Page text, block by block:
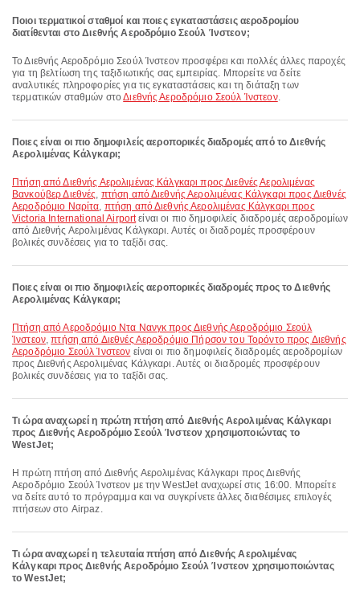
Ποιοι τερματικοί σταθμοί και ποιες εγκαταστάσεις αεροδρομίου
διατίθενται στο Διεθνής Αεροδρόμιο Σεούλ Ίνστεον;
Το Διεθνής Αεροδρόμιο Σεούλ Ίνστεον προσφέρει και πολλές άλλες παροχές
για τη βελτίωση της ταξιδιωτικής σας εμπειρίας. Μπορείτε να δείτε
αναλυτικές πληροφορίες για τις εγκαταστάσεις και τη διάταξη των
τερματικών σταθμών στοΔιεθνής Αεροδρόμιο Σεούλ Ίνστεον.
Ποιες είναι οι πιο δημοφιλείς αεροπορικές διαδρομές από το Διεθνής
Αερολιμένας Κάλγκαρι;
πτήση από Διεθνής Αερολιμένας Κάλγκαρι προς Διεθνές Αερολιμένας
Βανκούβερ Διεθνές, πτήση από Διεθνής Αερολιμένας Κάλγκαρι προς Διεθνές
Αεροδρόμιο Ναρίτα, πτήση από Διεθνής Αερολιμένας Κάλγκαρι προς
Victoria International Airportείναι οι πιο δημοφιλείς διαδρομές αεροδρομίων
από Διεθνής Αερολιμένας Κάλγκαρι. Αυτές οι διαδρομές προσφέρουν
βολικές συνδέσεις για το ταξίδι σας.
Ποιες είναι οι πιο δημοφιλείς αεροπορικές διαδρομές προς το Διεθνής
Αερολιμένας Κάλγκαρι;
πτήση από Αεροδρόμιο Ντα Νανγκ προς Διεθνής Αεροδρόμιο Σεούλ
Ίνστεον,πτήση από Διεθνές Αεροδρόμιο Πήρσον του Τορόντο προς Διεθνής
Αεροδρόμιο Σεούλ Ίνστεον είναι οι πιο δημοφιλείς διαδρομές αεροδρομίων
προς Διεθνής Αερολιμένας Κάλγκαρι. Αυτές οι διαδρομές προσφέρουν
βολικές συνδέσεις για το ταξίδι σας.
Τι ώρα αναχωρεί η πρώτη πτήση από Διεθνής Αερολιμένας Κάλγκαρι
προς Διεθνής Αεροδρόμιο Σεούλ Ίνστεον χρησιμοποιώντας το
WestJet;
Η πρώτη πτήση από Διεθνής Αερολιμένας Κάλγκαρι προς Διεθνής
Αεροδρόμιο Σεούλ Ίνστεον με την WestJet αναχωρεί στις 16:00. Μπορείτε
να δείτε αυτό το πρόγραμμα και να συγκρίνετε άλλες διαθέσιμες επιλογές
πτήσεων στο Airpaz.
Τι ώρα αναχωρεί η τελευταία πτήση από Διεθνής Αερολιμένας
Κάλγκαρι προς Διεθνής Αεροδρόμιο Σεούλ Ίνστεον χρησιμοποιώντας
το WestJet;